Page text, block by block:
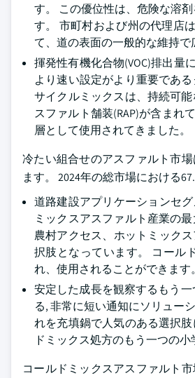
す。 この優位性は、危険な溶
す。 市町村および州の代理店
て、道の表面の一般的な維持で
揮発性有機化合物(VOC)排出量
より速い設定がより重要であ
サイクルミックスは、持続可
スファルト舗装(RAP)が含まれ
層として使用されてきました。
冷たい組合せのアスファルト市
ます。 2024年の総市場における
道路建設アプリケーションセ
ミックスアスファルト産業の
農村アクセス、ホットミック
択肢となっています。 コール
れ、使用されることができます。
安定した成長を観察するもう
る, 非常に短い通知にソリュー
れを充填鍋で人気のある選択
ドミックス処方のもう一つの
コールドミックスアスファルト